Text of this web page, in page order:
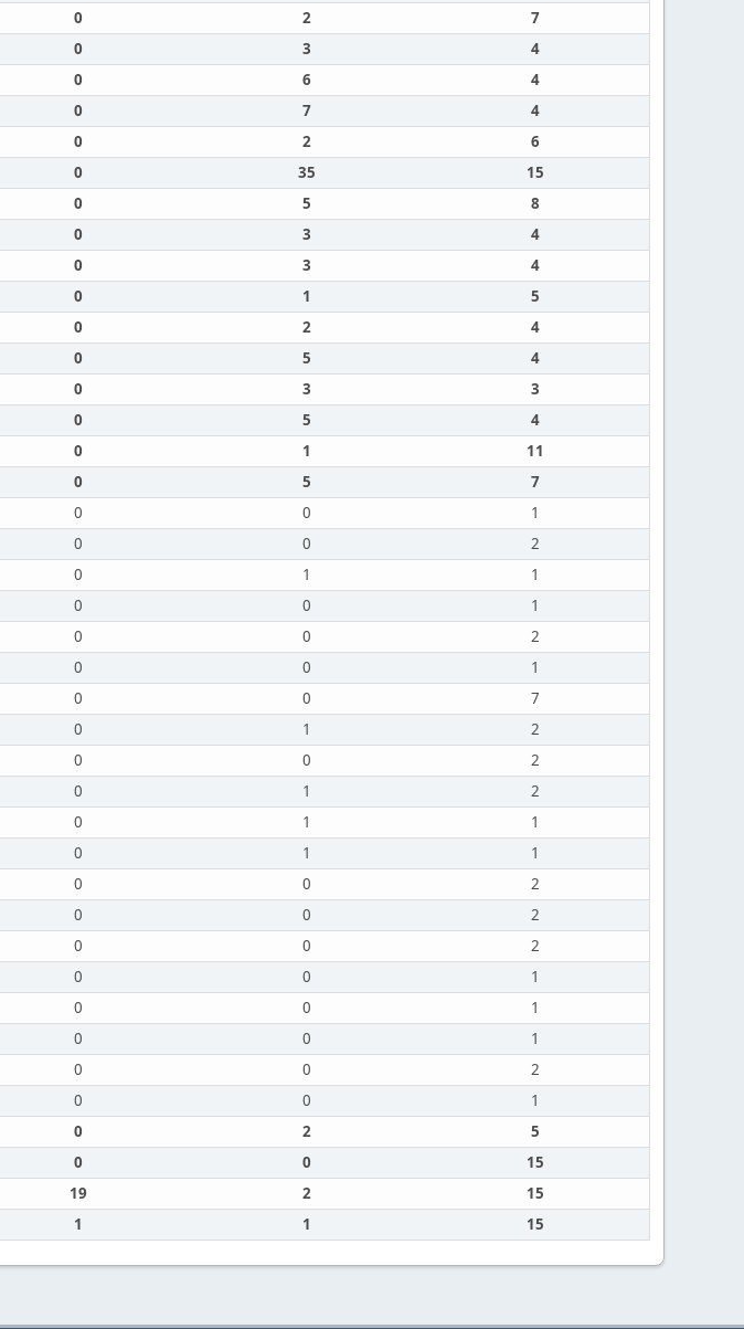
0 2
7
0 3
4
0 6
4
0 7
4
0 2
6
0 35
15
0 5
8
0 3
4
0 3
4
0 1
5
0 2
4
0 5
4
0 3
3
0 5
4
0 1
11
0 5
7
0 0
1
0 0
2
0 1
1
0 0
1
0 0
2
0 0
1
0 0
7
0 1
2
0 0
2
0 1
2
0 1
1
0 1
1
0 0
2
0 0
2
0 0
2
0 0
1
0 0
1
0 0
1
0 0
2
0 0
1
0 2
5
0 0
15
19 2
15
1 1 15